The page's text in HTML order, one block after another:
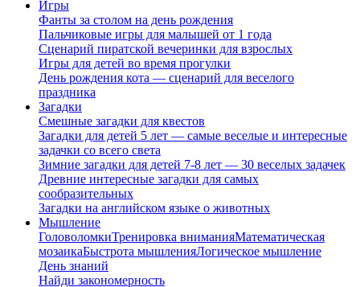
Игры
Фанты за столом на день рождения
Пальчиковые игры для малышей от 1 года
Сценарий пиратской вечеринки для взрослых
Игры для детей во время прогулки
День рождения кота — сценарий для веселого
праздника
Загадки
Смешные загадки для квестов
Загадки для детей 5 лет — самые веселые и интересные
задачки со всего света
Зимние загадки для детей 7-8 лет — 30 веселых задачек
Древние интересные загадки для самых
сообразительных
Загадки на английском языке о животных
Мышление
ГоловоломкиТренировка вниманияМатематическая
мозаикаБыстрота мышленияЛогическое мышление
День знаний
Найди закономерность